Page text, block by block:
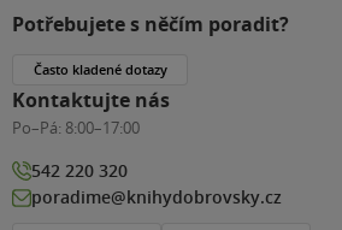
Potřebujete s něčím poradit?
Často kladené dotazy
Kontaktujte nás
Po–Pá: 8:00–17:00
542 220 320
poradime@knihydobrovsky.cz